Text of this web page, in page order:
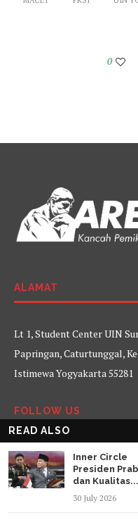
0
ALAMAT
Lt 1, Student Center UIN
Papringan, Caturtunggal,
Istimewa Yogyakarta 55281
FOLLOW US
Facebook
TwitterInstagramYouTube
READ ALSO
Inner Circle
Presiden
dan Kualitas...
30 July 2026